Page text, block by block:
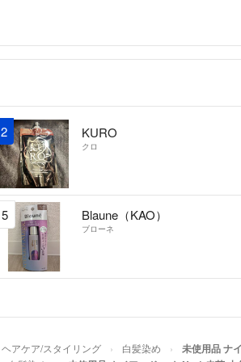
2 KURO
クロ
5 Blaune（KAO）
ブローネ
ヘアケア/スタイリング 白髪染め 未使用品 ナ